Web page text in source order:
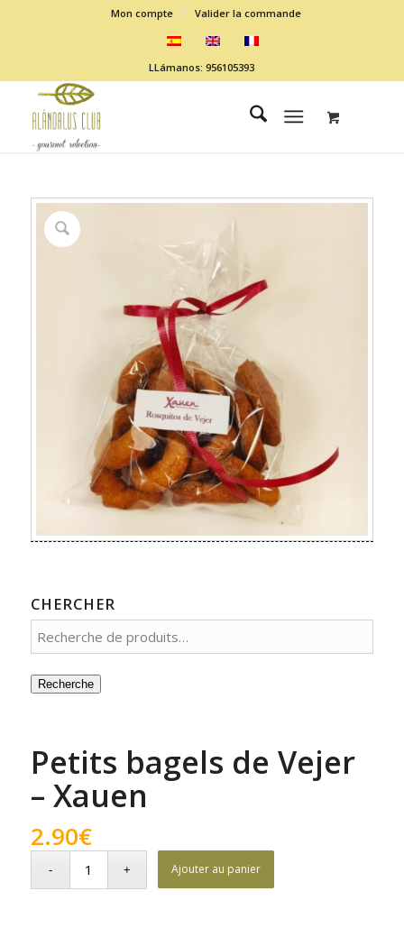
Mon compte Valider la commande
LLámanos: 956105393
CHERCHER
Recherche
Petits bagels de Vejer
– Xauen
2.90€
Ajouter au panier